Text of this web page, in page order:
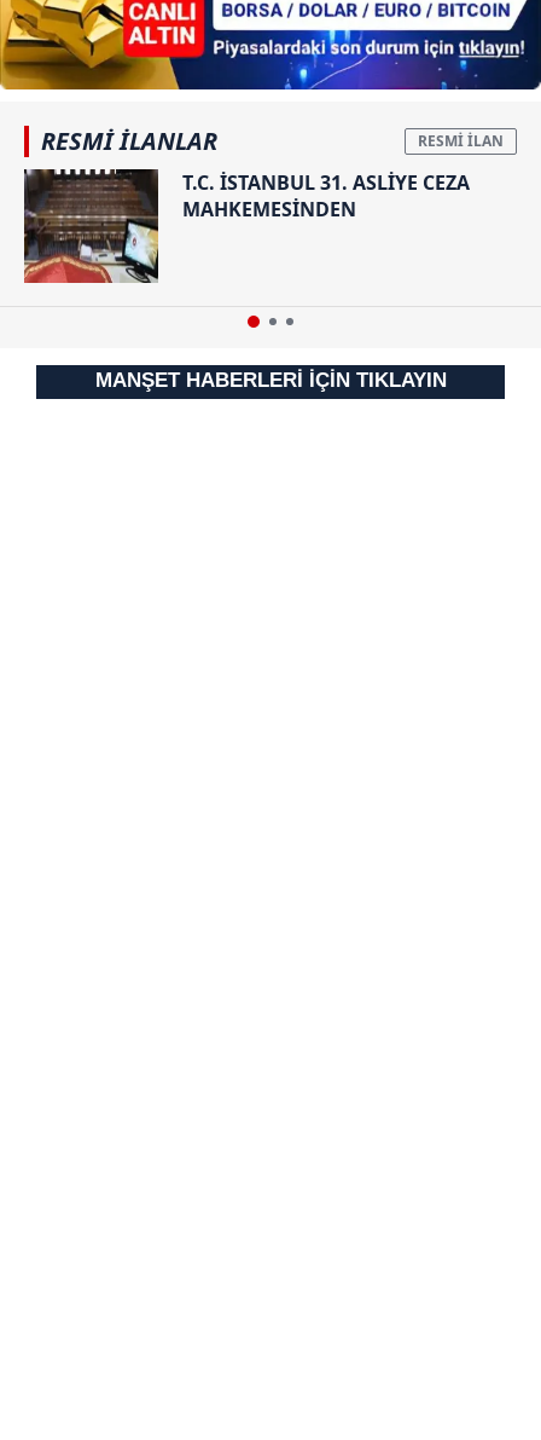
RESMİ İLANLAR
T.C. İSTANBUL 31. ASLİYE CEZA
MAHKEMESİNDEN
MANŞET HABERLERİ İÇİN TIKLAYIN